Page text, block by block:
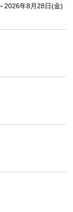
2026年8月28日(金)